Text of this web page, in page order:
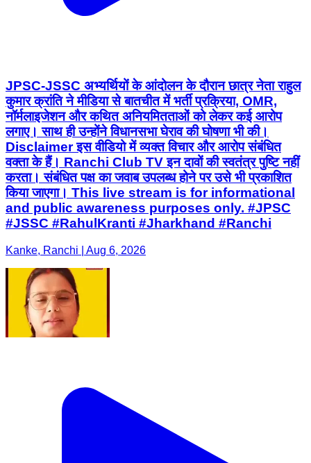
JPSC-JSSC अभ्यर्थियों के आंदोलन के दौरान छात्र नेता राहुल
कुमार क्रांति ने मीडिया से बातचीत में भर्ती प्रक्रिया, OMR,
वक्ता के हैं। Ranchi Club TV इन दावों की स्वतंत्र पुष्टि नहीं
करता। संबंधित पक्ष का जवाब उपलब्ध होने पर उसे भी प्रकाशित
किया जाएगा। This live stream is for informational
and public awareness purposes only. #JPSC
#JSSC #RahulKranti #Jharkhand #Ranchi
Kanke, Ranchi | Aug 6, 2026